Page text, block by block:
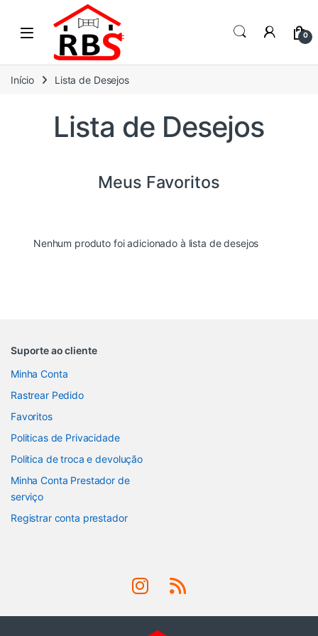
Skip to navigation
0
Início Lista de Desejos
Lista de Desejos
Meus Favoritos
Nenhum produto foi adicionado à lista de desejos
Suporte ao cliente
Minha Conta
Rastrear Pedido
Favoritos
Politicas de Privacidade
Politica de troca e devolução
Minha Conta Prestador de
serviço
Registrar conta prestador